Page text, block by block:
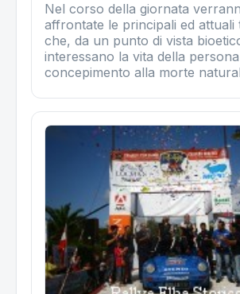
Nel corso della giornata
affrontate le principali ed attuali
che, da un punto di vista
interessano la vita della
concepimento alla morte